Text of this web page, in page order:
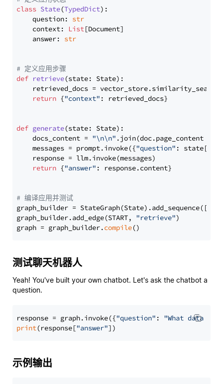
class State(TypedDict):
    question:
str
    context:
List[Document]
    answer:
str
# 定义应用步骤
def retrieve(state: State):
retrieved_docs =
return {"context" : retrieved_docs}
def generate(state: State):
    docs_content =
"\n\n" .join(doc.page_content
    messages = prompt.invoke({
"question" : state[
    response = llm.invoke(messages)
return {"answer" : response.content}
# 编译应用并测试
graph_builder =
graph_builder.add_edge(START, "retrieve")
graph = graph_builder.compile
测试聊天机器人
Yeah! You've built your own chatbot. Let's ask the chatbot a
question.
response = graph.invoke({"question" : "What data
print(response["answer"
示例输出